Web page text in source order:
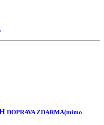
DOPRAVA ZDARMA(mimo